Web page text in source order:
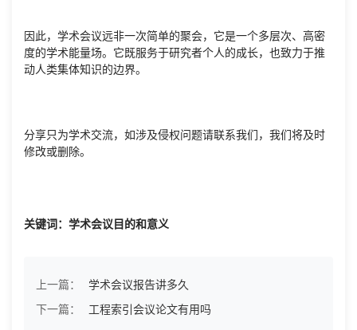
因此，学术会议远非一次简单的聚会，它是一个多层次、高密
度的学术能量场。它既服务于研究者个人的成长，也致力于推
动人类集体知识的边界。
分享只为学术交流，如涉及侵权问题请联系我们，我们将及时
修改或删除。
关键词：学术会议目的和意义
上一篇：
学术会议报告讲多久
下一篇：
工程索引会议论文有用吗